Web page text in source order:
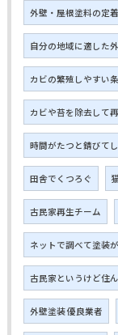
外壁・屋根塗料の定着
自分の地域に適した
カビの繁殖しやすい
カビや苔を除去して
時間がたつと錆びて
田舎でくつろぐ
古民家再生チーム
ネットで調べて塗装
古民家というけど住
外壁塗装 優良業者